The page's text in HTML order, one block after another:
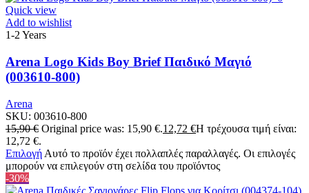
Quick view
Add to wishlist
1-2 Years
Arena Logo Kids Boy Brief Παιδικό Μαγιό
(003610-800)
Arena
SKU: 003610-800
15,90€ Original price was: 15,90 €.12,72 €Η τρέχουσα τιμή είναι:
12,72 €.
Επιλογή Αυτό το προϊόν έχει πολλαπλές παραλλαγές. Οι επιλογές
μπορούν να επιλεγούν στη σελίδα του προϊόντος
-30%